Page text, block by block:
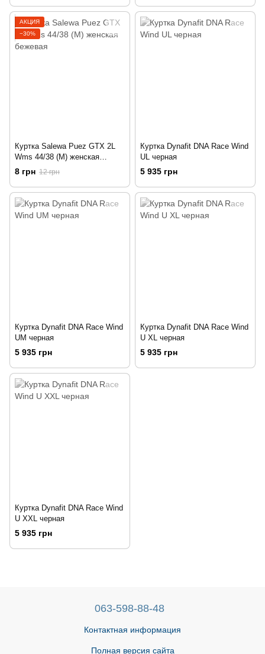
АКЦИЯ
−30%
Куртка Salewa Puez GTX 2L
Wms 44/38 (M) женская
бежевая
8 грн 12 грн
Куртка Dynafit DNA Race Wind
UL черная
5 935 грн
Куртка Dynafit DNA Race Wind
UM черная
5 935 грн
Куртка Dynafit DNA Race Wind
U XL черная
5 935 грн
Куртка Dynafit DNA Race Wind
U XXL черная
5 935 грн
063-598-88-48
Контактная информация
Полная версия сайта